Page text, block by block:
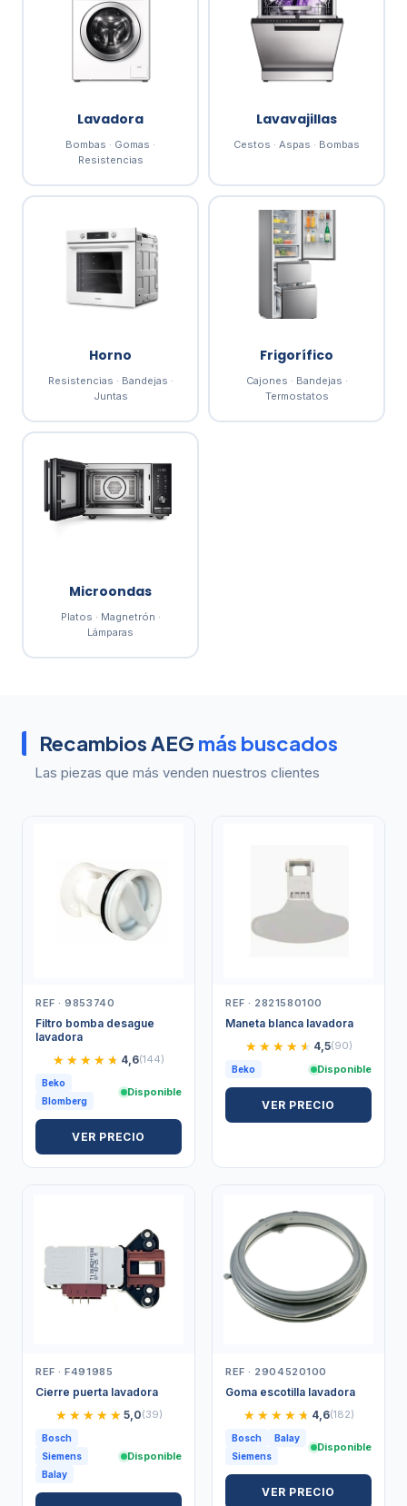
Lavadora
Bombas · Gomas ·
Resistencias
Lavavajillas
Cestos · Aspas · Bombas
Horno
Resistencias · Bandejas ·
Juntas
Frigorífico
Cajones · Bandejas ·
Termostatos
Microondas
Platos · Magnetrón ·
Lámparas
Recambios AEG más buscados
Las piezas que más venden nuestros clientes
REF · 9853740
Filtro bomba desague
lavadora
★★★★★
★★★★★ 4,6(144)
Beko
Blomberg
Disponible
VER PRECIO
REF · 2821580100
Maneta blanca lavadora
★★★★★
★★★★★ 4,5(90)
Beko Disponible
VER PRECIO
REF · F491985
Cierre puerta lavadora
★★★★★
★★★★★ 5,0(39)
Bosch
Siemens
Balay
Disponible
REF · 2904520100
Goma escotilla lavadora
★★★★★
★★★★★ 4,6(182)
Bosch
Balay
Siemens
Disponible
VER PRECIO